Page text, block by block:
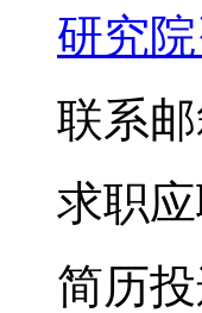
研究
联系邮
求职应
简历投